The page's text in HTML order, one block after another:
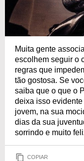
Muita gente
escolhem seguir o
regras que
tão gostosa. Se
saiba que o que o
deixa isso evidente
jovem, na sua
dias da sua
sorrindo e muito
COPIAR